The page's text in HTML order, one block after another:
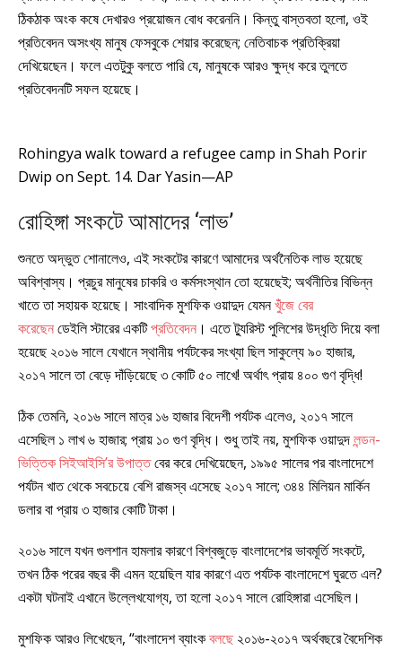
ঠিকঠাক অংক কষে দেখারও প্রয়োজন বোধ করেননি। কিন্তু বাস্তবতা হলো, ওই
প্রতিবেদন অসংখ্য মানুষ ফেসবুকে শেয়ার করেছেন; নেতিবাচক প্রতিক্রিয়া
দেখিয়েছেন। ফলে এতটুকু বলতে পারি যে, মানুষকে আরও ক্ষুদ্ধ করে তুলতে
প্রতিবেদনটি সফল হয়েছে।
Rohingya walk toward a refugee camp in Shah Porir
Dwip on Sept. 14. Dar Yasin—AP
রোহিঙ্গা সংকটে আমাদের ‘লাভ’
শুনতে অদ্ভুত শোনালেও, এই সংকটের কারণে আমাদের অর্থনৈতিক লাভ হয়েছে
অবিশ্বাস্য। প্রচুর মানুষের চাকরি ও কর্মসংস্থান তো হয়েছেই; অর্থনীতির বিভিন্ন
খাতে তা সহায়ক হয়েছে। সাংবাদিক মুশফিক ওয়াদুদ যেমনখুঁঁজে বের
করেছেনডেইলি স্টারের একটিপ্রতিবেদন । এতে ট্যুরিস্ট পুলিশের উদ্ধৃতি দিয়ে বলা
হয়েছে ২০১৬ সালে যেখানে স্থানীয় পর্যটকের সংখ্যা ছিল সাকুল্যে ৯০ হাজার,
২০১৭ সালে তা বেড়ে দাঁড়িয়েছে ৩ কোটি ৫০ লাখে! অর্থাৎ প্রায় ৪০০ গুণ বৃদ্ধি!
ঠিক তেমনি, ২০১৬ সালে মাত্র ১৬ হাজার বিদেশী পর্যটক এলেও, ২০১৭ সালে
এসেছিল ১ লাখ ৬ হাজার; প্রায় ১০ গুণ বৃদ্ধি। শুধু তাই নয়, মুশফিক ওয়াদুদলন্ডন-
ভিত্তিক সিইআইসি’র উপাত্তবের করে দেখিয়েছেন, ১৯৯৫ সালের পর বাংলাদেশে
প‌র্য‌টন খাত থেকে সবচেয়ে বেশি রাজস্ব এসেছে ২০১৭ সালে; ৩৪৪ মিলিয়ন মা‌র্কিন
ডলার বা প্রায় ৩ হাজার কোটি টাকা।
২০১৬ সালে যখন গুলশান হামলার কারণে বিশ্বজুড়ে বাংলাদেশের ভাবমূর্তি সংকটে,
তখন ঠিক পরের বছর কী এমন হয়েছিল যার কারণে এত পর্যটক বাংলাদেশে ঘুরতে এল?
একটা ঘটনাই এখানে উল্লেখযোগ্য, তা হলো ২০১৭ সালে রোহিঙ্গারা এসেছিল।
মুশফিক আরও লিখেছেন, “বাংলাদেশ ব্যাংকবলছে ২০১৬-২০১৭ অ‌র্থবছরে বৈদেশিক